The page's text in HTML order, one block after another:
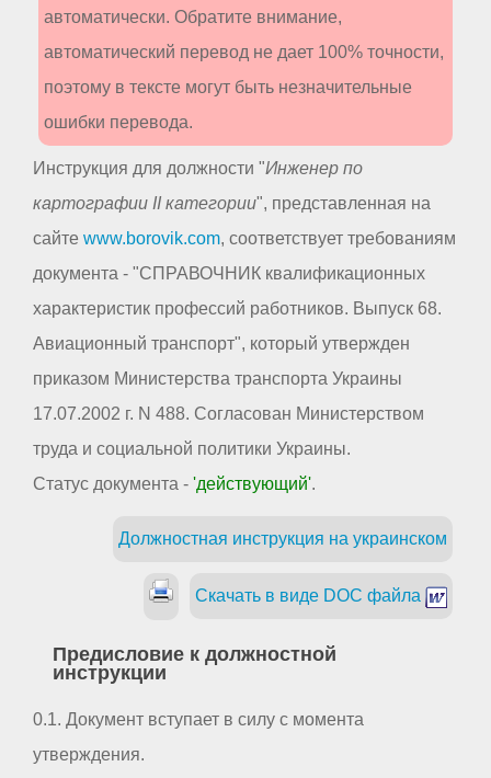
автоматически. Обратите внимание,
автоматический перевод не дает 100% точности,
поэтому в тексте могут быть незначительные
ошибки перевода.
Инструкция для должности "Инженер по
картографии II категории", представленная на
сайте www.borovik.com, соответствует требованиям
документа - "СПРАВОЧНИК квалификационных
характеристик профессий работников. Выпуск 68.
Авиационный транспорт", который утвержден
приказом Министерства транспорта Украины
17.07.2002 г. N 488. Согласован Министерством
труда и социальной политики Украины.
Статус документа - 'действующий'.
Должностная инструкция на украинском
Скачать в виде DOC файла
Предисловие к должностной
инструкции
0.1. Документ вступает в силу с момента
утверждения.